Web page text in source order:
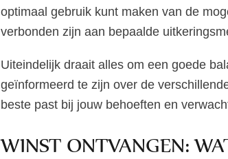
optimaal gebruik kunt maken van de
verbonden zijn aan bepaalde
Uiteindelijk draait alles om een goede
geïnformeerd te zijn over de
beste past bij jouw behoeften en
WINST ONTVANGEN: